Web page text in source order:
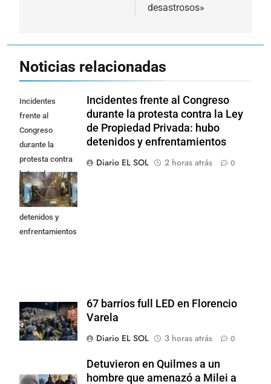
desastrosos»
Noticias relacionadas
Incidentes
frente al
Congreso
durante la
protesta contra
la Ley de
Propiedad
Privada: hubo
detenidos y
enfrentamientos
Incidentes frente al Congreso
durante la protesta contra la Ley
de Propiedad Privada: hubo
detenidos y enfrentamientos
Diario EL SOL
2 horas atrás 0
67 barrios full LED en Florencio
Varela
Diario EL SOL
3 horas atrás 0
Detuvieron en Quilmes a un
hombre que amenazó a Milei a